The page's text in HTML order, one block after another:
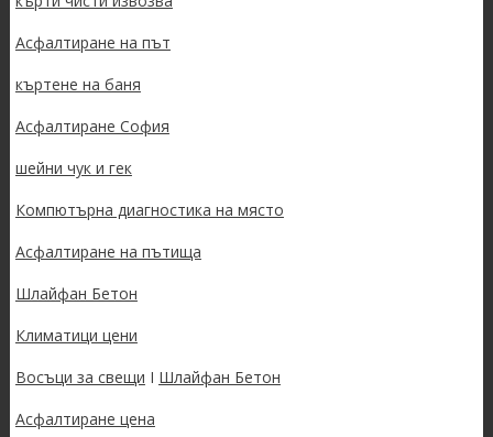
Асфалтиране на път
къртене на баня
Асфалтиране София
шейни чук и гек
Компютърна диагностика на място
Асфалтиране на пътища
Шлайфан Бетон
Климатици цени
Восъци за свещи I Шлайфан Бетон
Асфалтиране цена